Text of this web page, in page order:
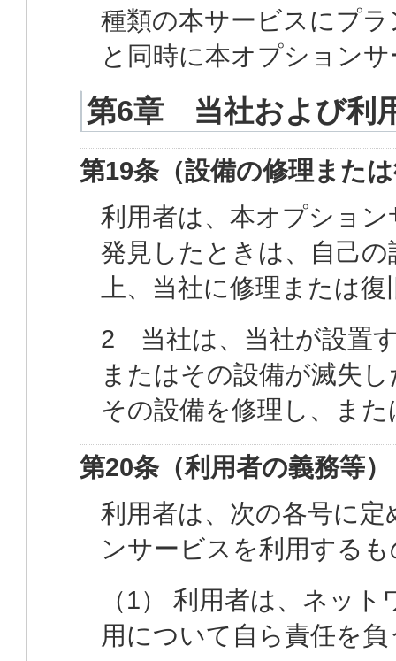
種類の本サービスにプ
と同時に本オプション
第6章 当社および利
第19条（設備の修理また
利用者は、本オプショ
発見したときは、自己
上、当社に修理または
2 当社は、当社が設置
またはその設備が滅失
その設備を修理し、ま
第20条（利用者の義務等）
利用者は、次の各号に
ンサービスを利用する
（1） 利用者は、ネッ
用について自ら責任を